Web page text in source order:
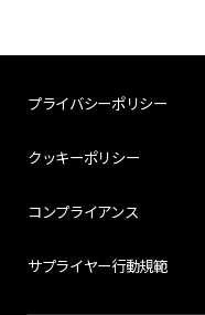
プライバシーポリシー
クッキーポリシー
コンプライアンス
サプライヤー行動規範